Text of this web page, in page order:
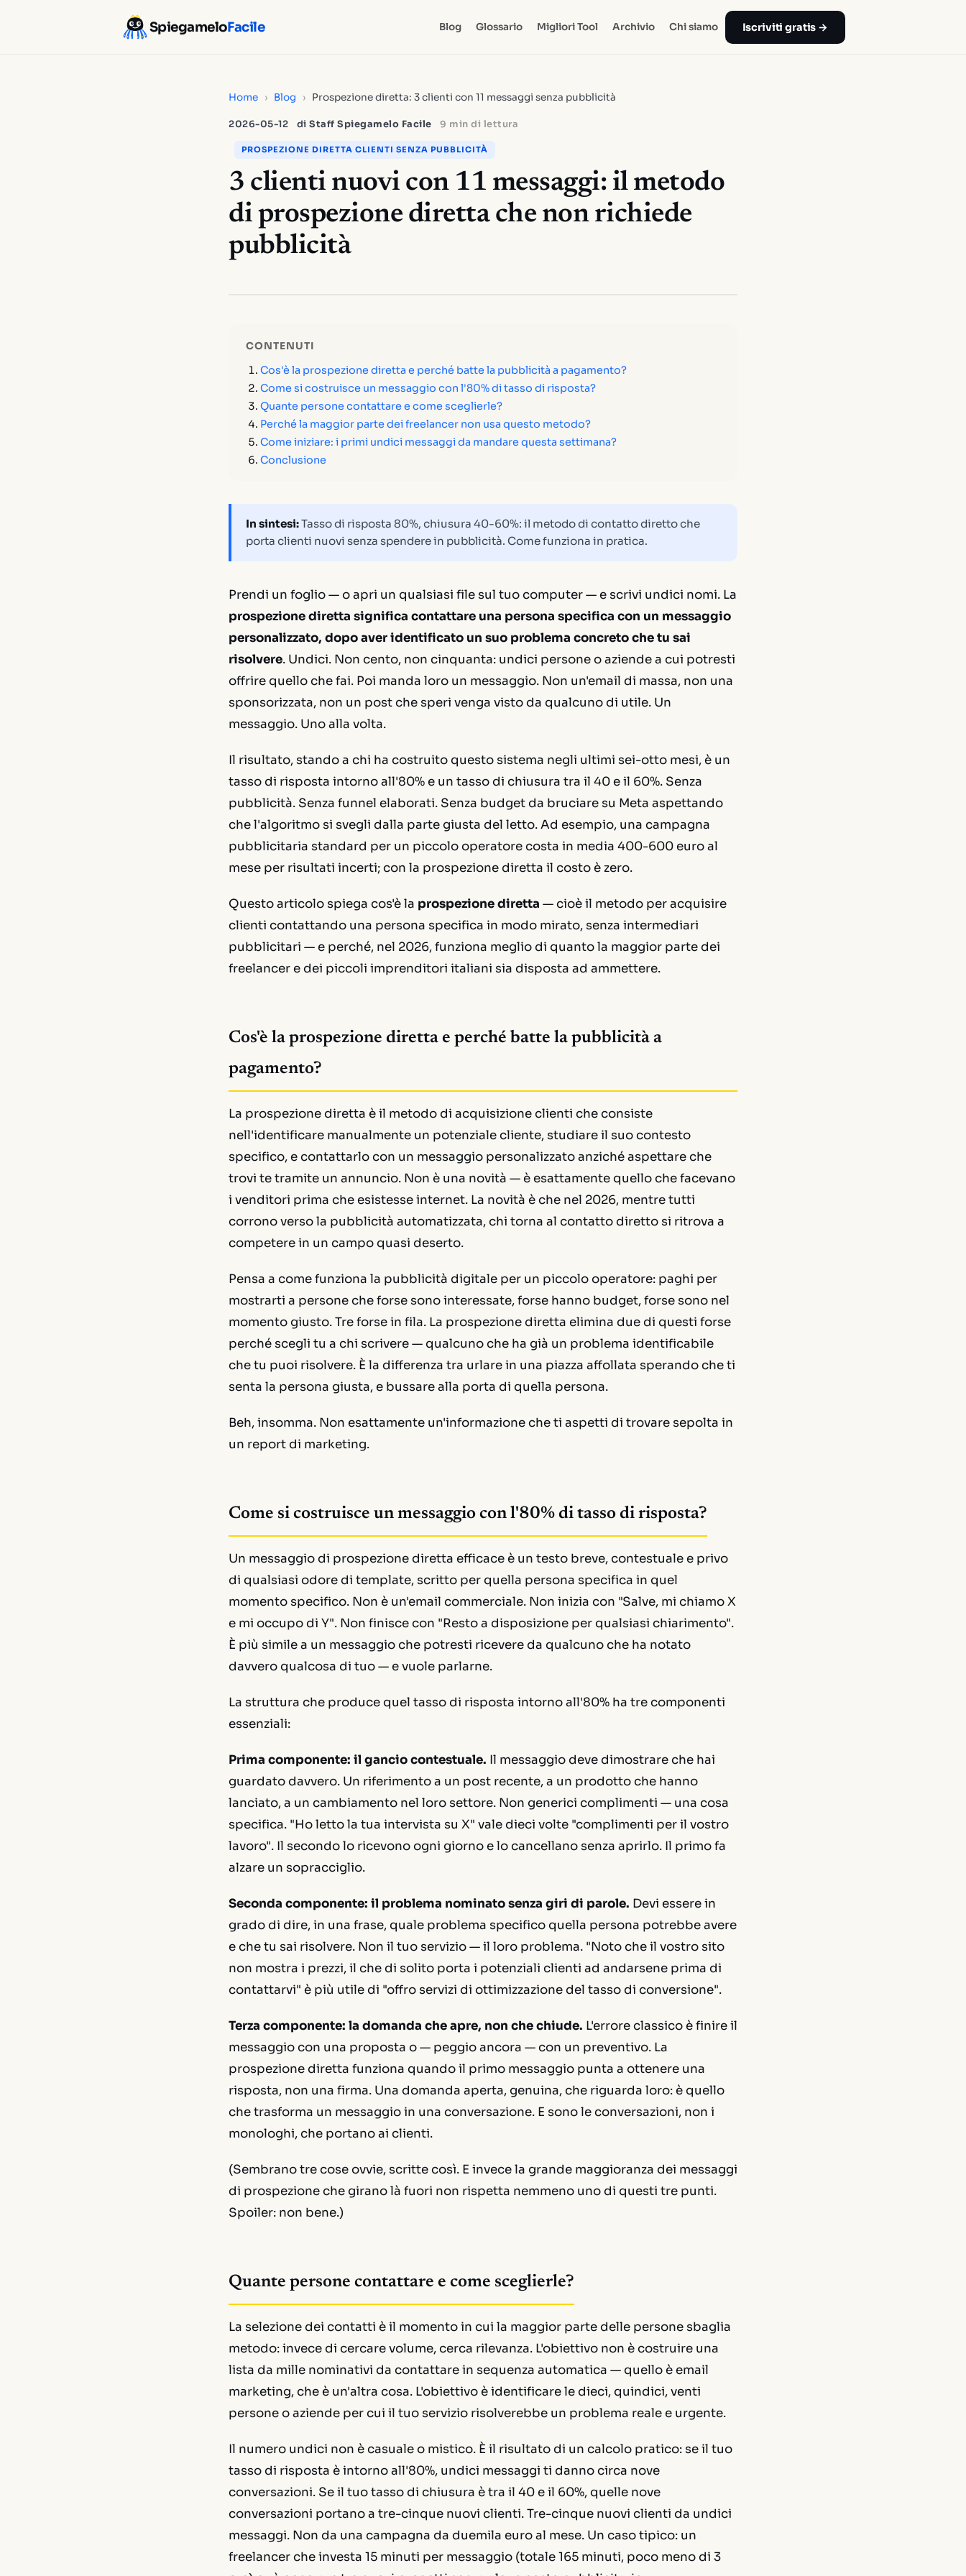
SpiegameloFacile Blog Glossario Migliori Tool Archivio Chi siamo Iscriviti gratis →
Home › Blog › Prospezione diretta: 3 clienti con 11 messaggi senza pubblicità
2026-05-12 di Staff Spiegamelo Facile 9 min di lettura
PROSPEZIONE DIRETTA CLIENTI SENZA PUBBLICITÀ
3 clienti nuovi con 11 messaggi: il metodo
di prospezione diretta che non richiede
pubblicità
CONTENUTI
Cos'è la prospezione diretta e perché batte la pubblicità a pagamento?
Come si costruisce un messaggio con l'80% di tasso di risposta?
Quante persone contattare e come sceglierle?
Perché la maggior parte dei freelancer non usa questo metodo?
Come iniziare: i primi undici messaggi da mandare questa settimana?
Conclusione
In sintesi:Tasso di risposta 80%, chiusura 40-60%: il metodo di contatto diretto che
porta clienti nuovi senza spendere in pubblicità. Come funziona in pratica.
Prendi un foglio — o apri un qualsiasi file sul tuo computer — e scrivi undici nomi. La
prospezione diretta significa contattare una persona specifica con un messaggio
personalizzato, dopo aver identificato un suo problema concreto che tu sai
risolvere. Undici. Non cento, non cinquanta: undici persone o aziende a cui potresti
offrire quello che fai. Poi manda loro un messaggio. Non un'email di massa, non una
sponsorizzata, non un post che speri venga visto da qualcuno di utile. Un
messaggio. Uno alla volta.
Il risultato, stando a chi ha costruito questo sistema negli ultimi sei-otto mesi, è un
tasso di risposta intorno all'80% e un tasso di chiusura tra il 40 e il 60%. Senza
pubblicità. Senza funnel elaborati. Senza budget da bruciare su Meta aspettando
che l'algoritmo si svegli dalla parte giusta del letto. Ad esempio, una campagna
pubblicitaria standard per un piccolo operatore costa in media 400-600 euro al
mese per risultati incerti; con la prospezione diretta il costo è zero.
Questo articolo spiega cos'è la prospezione diretta — cioè il metodo per acquisire
clienti contattando una persona specifica in modo mirato, senza intermediari
pubblicitari — e perché, nel 2026, funziona meglio di quanto la maggior parte dei
freelancer e dei piccoli imprenditori italiani sia disposta ad ammettere.
Cos'è la prospezione diretta e perché batte la pubblicità a
pagamento?
La prospezione diretta è il metodo di acquisizione clienti che consiste
nell'identificare manualmente un potenziale cliente, studiare il suo contesto
specifico, e contattarlo con un messaggio personalizzato anziché aspettare che
trovi te tramite un annuncio. Non è una novità — è esattamente quello che facevano
i venditori prima che esistesse internet. La novità è che nel 2026, mentre tutti
corrono verso la pubblicità automatizzata, chi torna al contatto diretto si ritrova a
competere in un campo quasi deserto.
Pensa a come funziona la pubblicità digitale per un piccolo operatore: paghi per
mostrarti a persone che forse sono interessate, forse hanno budget, forse sono nel
momento giusto. Tre forse in fila. La prospezione diretta elimina due di questi forse
perché scegli tu a chi scrivere — qualcuno che ha già un problema identificabile
che tu puoi risolvere. È la differenza tra urlare in una piazza affollata sperando che ti
senta la persona giusta, e bussare alla porta di quella persona.
Beh, insomma. Non esattamente un'informazione che ti aspetti di trovare sepolta in
un report di marketing.
Come si costruisce un messaggio con l'80% di tasso di risposta?
Un messaggio di prospezione diretta efficace è un testo breve, contestuale e privo
di qualsiasi odore di template, scritto per quella persona specifica in quel
momento specifico. Non è un'email commerciale. Non inizia con "Salve, mi chiamo X
e mi occupo di Y". Non finisce con "Resto a disposizione per qualsiasi chiarimento".
È più simile a un messaggio che potresti ricevere da qualcuno che ha notato
davvero qualcosa di tuo — e vuole parlarne.
La struttura che produce quel tasso di risposta intorno all'80% ha tre componenti
essenziali:
Prima componente: il gancio contestuale. Il messaggio deve dimostrare che hai
guardato davvero. Un riferimento a un post recente, a un prodotto che hanno
lanciato, a un cambiamento nel loro settore. Non generici complimenti — una cosa
specifica. "Ho letto la tua intervista su X" vale dieci volte "complimenti per il vostro
lavoro". Il secondo lo ricevono ogni giorno e lo cancellano senza aprirlo. Il primo fa
alzare un sopracciglio.
Seconda componente: il problema nominato senza giri di parole. Devi essere in
grado di dire, in una frase, quale problema specifico quella persona potrebbe avere
e che tu sai risolvere. Non il tuo servizio — il loro problema. "Noto che il vostro sito
non mostra i prezzi, il che di solito porta i potenziali clienti ad andarsene prima di
contattarvi" è più utile di "offro servizi di ottimizzazione del tasso di conversione".
Terza componente: la domanda che apre, non che chiude. L'errore classico è finire il
messaggio con una proposta o — peggio ancora — con un preventivo. La
prospezione diretta funziona quando il primo messaggio punta a ottenere una
risposta, non una firma. Una domanda aperta, genuina, che riguarda loro: è quello
che trasforma un messaggio in una conversazione. E sono le conversazioni, non i
monologhi, che portano ai clienti.
(Sembrano tre cose ovvie, scritte così. E invece la grande maggioranza dei messaggi
di prospezione che girano là fuori non rispetta nemmeno uno di questi tre punti.
Spoiler: non bene.)
Quante persone contattare e come sceglierle?
La selezione dei contatti è il momento in cui la maggior parte delle persone sbaglia
metodo: invece di cercare volume, cerca rilevanza. L'obiettivo non è costruire una
lista da mille nominativi da contattare in sequenza automatica — quello è email
marketing, che è un'altra cosa. L'obiettivo è identificare le dieci, quindici, venti
persone o aziende per cui il tuo servizio risolverebbe un problema reale e urgente.
Il numero undici non è casuale o mistico. È il risultato di un calcolo pratico: se il tuo
tasso di risposta è intorno all'80%, undici messaggi ti danno circa nove
conversazioni. Se il tuo tasso di chiusura è tra il 40 e il 60%, quelle nove
conversazioni portano a tre-cinque nuovi clienti. Tre-cinque nuovi clienti da undici
messaggi. Non da una campagna da duemila euro al mese. Un caso tipico: un
freelancer che investa 15 minuti per messaggio (totale 165 minuti, poco meno di 3